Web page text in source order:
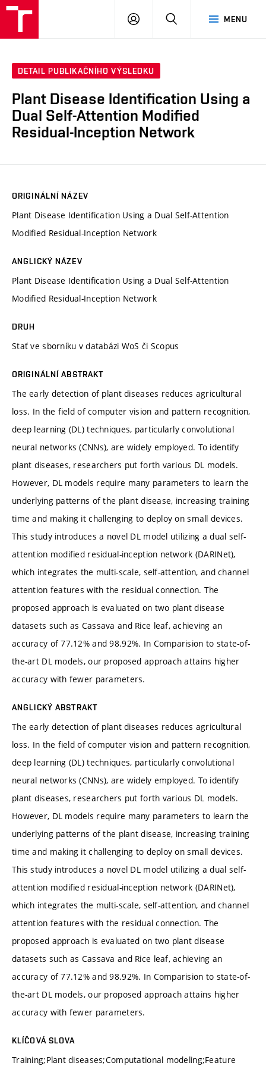
MENU
PŘIHLÁSIT
DETAIL PUBLIKAČNÍHO VÝSLEDKU
Plant Disease Identification Using a
Dual Self-Attention Modified
Residual-Inception Network
ORIGINÁLNÍ NÁZEV
Plant Disease Identification Using a Dual Self-Attention
Modified Residual-Inception Network
ANGLICKÝ NÁZEV
Plant Disease Identification Using a Dual Self-Attention
Modified Residual-Inception Network
DRUH
Stať ve sborníku v databázi WoS či Scopus
ORIGINÁLNÍ ABSTRAKT
The early detection of plant diseases reduces agricultural
loss. In the field of computer vision and pattern recognition,
deep learning (DL) techniques, particularly convolutional
neural networks (CNNs), are widely employed. To identify
plant diseases, researchers put forth various DL models.
However, DL models require many parameters to learn the
underlying patterns of the plant disease, increasing training
time and making it challenging to deploy on small devices.
This study introduces a novel DL model utilizing a dual self-
attention modified residual-inception network (DARINet),
which integrates the multi-scale, self-attention, and channel
attention features with the residual connection. The
proposed approach is evaluated on two plant disease
datasets such as Cassava and Rice leaf, achieving an
accuracy of 77.12% and 98.92%. In Comparision to state-of-
the-art DL models, our proposed approach attains higher
accuracy with fewer parameters.
ANGLICKÝ ABSTRAKT
The early detection of plant diseases reduces agricultural
loss. In the field of computer vision and pattern recognition,
deep learning (DL) techniques, particularly convolutional
neural networks (CNNs), are widely employed. To identify
plant diseases, researchers put forth various DL models.
However, DL models require many parameters to learn the
underlying patterns of the plant disease, increasing training
time and making it challenging to deploy on small devices.
This study introduces a novel DL model utilizing a dual self-
attention modified residual-inception network (DARINet),
which integrates the multi-scale, self-attention, and channel
attention features with the residual connection. The
proposed approach is evaluated on two plant disease
datasets such as Cassava and Rice leaf, achieving an
accuracy of 77.12% and 98.92%. In Comparision to state-of-
the-art DL models, our proposed approach attains higher
accuracy with fewer parameters.
KLÍČOVÁ SLOVA
Training;Plant diseases;Computational modeling;Feature